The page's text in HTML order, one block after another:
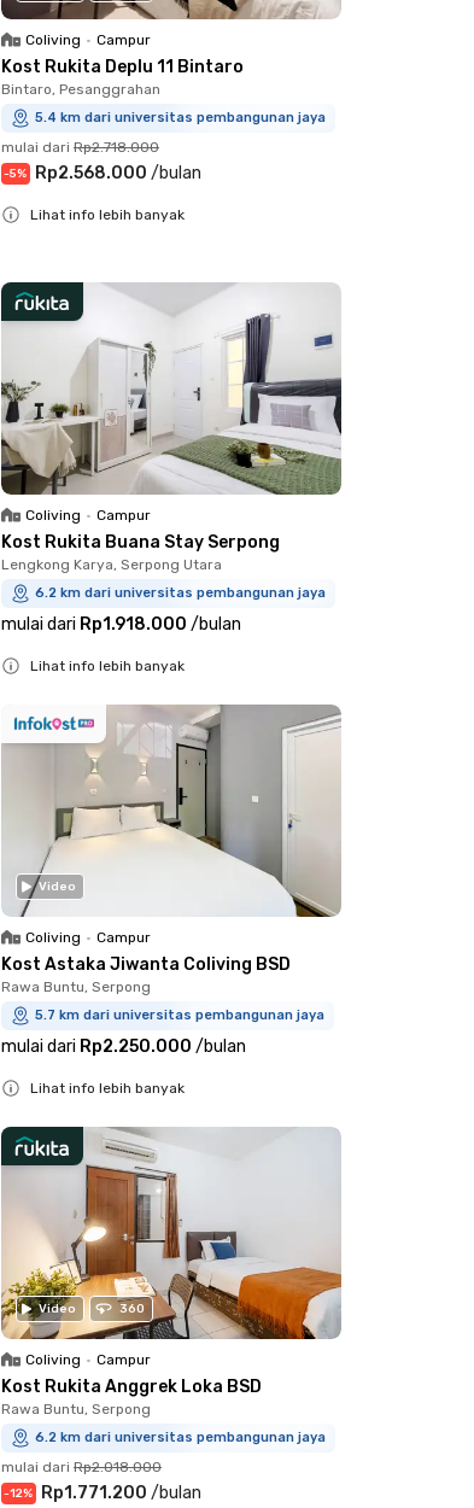
Coliving • Campur
Kost Rukita Deplu 11 Bintaro
Bintaro, Pesanggrahan
5.4 km dari universitas pembangunan jaya
mulai dari Rp2.718.000
-5% Rp2.568.000 /bulan
Lihat info lebih banyak
Coliving • Campur
Kost Rukita Buana Stay Serpong
Lengkong Karya, Serpong Utara
6.2 km dari universitas pembangunan jaya
mulai dari Rp1.918.000 /bulan
Lihat info lebih banyak
Video
Coliving • Campur
Kost Astaka Jiwanta Coliving BSD
Rawa Buntu, Serpong
5.7 km dari universitas pembangunan jaya
mulai dari Rp2.250.000 /bulan
Lihat info lebih banyak
Video 360
Coliving • Campur
Kost Rukita Anggrek Loka BSD
Rawa Buntu, Serpong
6.2 km dari universitas pembangunan jaya
mulai dari Rp2.018.000
-12% Rp1.771.200 /bulan